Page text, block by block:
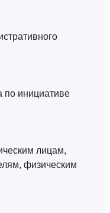
по инициативе
лицам,
физическим